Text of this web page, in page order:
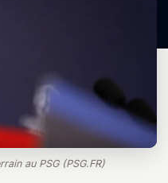
au PSG (PSG.FR)